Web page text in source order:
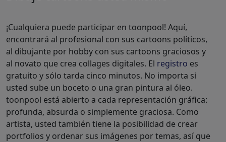
¡Cualquiera puede participar en toonpool! Aquí,
encontrará al profesional con sus cartoons políticos,
al dibujante por hobby con sus cartoons graciosos y
al novato que crea collages digitales. El registro es
gratuito y sólo tarda cinco minutos. No importa si
usted sube un boceto o una gran pintura al óleo.
toonpool está abierto a cada representación gráfica:
profunda, absurda o simplemente graciosa. Como
artista, usted también tiene la posibilidad de crear
portfolios y ordenar sus imágenes por temas, así que